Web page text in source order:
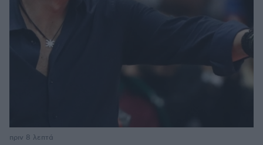
πριν 8 λεπτά